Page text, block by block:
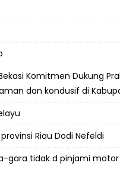
Komitmen Dukung
dan kondusif di
Riau Dodi Nefeldi
gara tidak d pinjami motor